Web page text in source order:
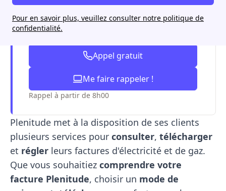
Pour en savoir plus, veuillez consulter notre politique de
confidentialité.
Payez moins cher en souscrivant
Appel gratuit
Me faire rappeler !
Rappel à partir de 8h00
Plenitude met à la disposition de ses clients
plusieurs services pour consulter, télécharger
et régler leurs factures d'électricité et de gaz.
Que vous souhaitiez comprendre votre
facture Plenitude, choisir un mode de